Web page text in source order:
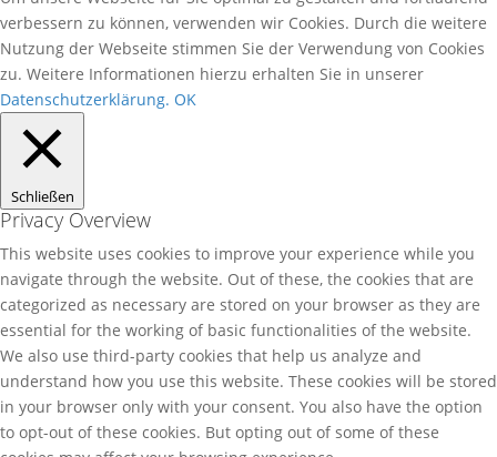
verbessern zu können, verwenden wir Cookies. Durch die weitere
Nutzung der Webseite stimmen Sie der Verwendung von Cookies
zu. Weitere Informationen hierzu erhalten Sie in unserer
Datenschutzerklärung. OK
Schließen
Privacy Overview
This website uses cookies to improve your experience while you
navigate through the website. Out of these, the cookies that are
categorized as necessary are stored on your browser as they are
essential for the working of basic functionalities of the website.
We also use third-party cookies that help us analyze and
understand how you use this website. These cookies will be stored
in your browser only with your consent. You also have the option
to opt-out of these cookies. But opting out of some of these